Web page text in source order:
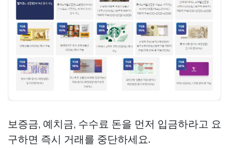
보증금, 예치금, 수수료 돈을 먼저 입금하라고 요
구하면 즉시 거래를 중단하세요.